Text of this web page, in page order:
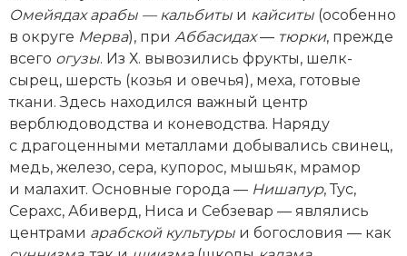
Латинская Америка
Новая история
Новейшая история
Нумизматика
Образование
Общественные объединения и организации
Омейядах арабы — кальбиты и кайситы (особенно
в округе Мерва), при Аббасидах— тюрки, прежде
всего огузы. Из Х. вывозились фрукты, шелк-
сырец, шерсть (козья и овечья), меха, готовые
ткани. Здесь находился важный центр
верблюдоводства и коневодства. Наряду
с драгоценными металлами добывались свинец,
медь, железо, сера, купорос, мышьяк, мрамор
и малахит. Основные города — Нишапур, Тус,
Серахс, Абиверд, Ниса и Себзевар — являлись
центрами арабской культуры и богословия — как